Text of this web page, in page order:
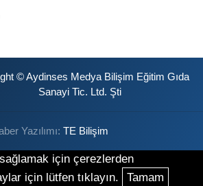
© Aydinses Medya Bilişim Eğitim Gıda
Sanayi Tic. Ltd. Şti
Yazılımı: TE Bilişim
için çerezlerden
için lütfen tıklayın.
Tamam